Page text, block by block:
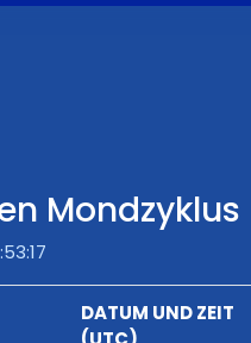
Mondzyklus
DATUM UND ZEIT